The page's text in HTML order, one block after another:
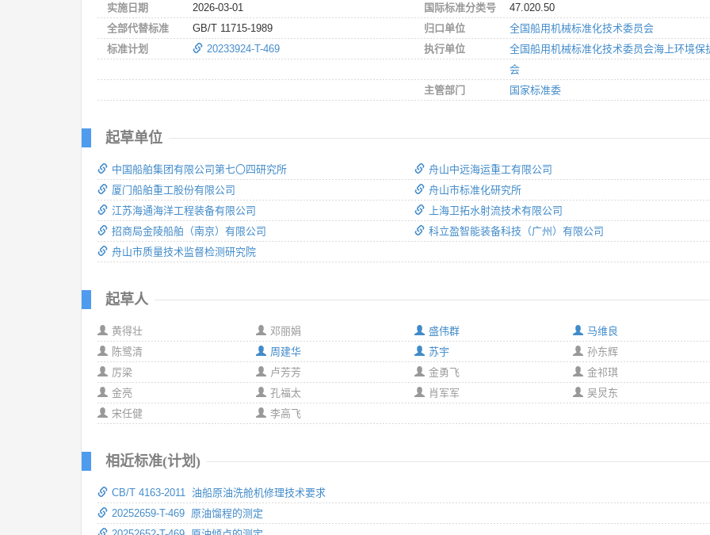
实施日期
2026-03-01
全部代替标准
GB/T 11715-1989
标准计划
20233924-T-469
国际标准分类号
47.020.50
归口单位
全国船用机械标准化技术委员会
执行单位
全国船用机械标准化技术委员会海上环境保
会
主管部门
国家标准委
起草单位
中国船舶集团有限公司第七〇四研究所
厦门船舶重工股份有限公司
江苏海通海洋工程装备有限公司
招商局金陵船舶（南京）有限公司
舟山市质量技术监督检测研究院
舟山中远海运重工有限公司
舟山市标准化研究所
上海卫拓水射流技术有限公司
科立盈智能装备科技（广州）有限公司
起草人
黄得壮
邓丽娟
陈鹭清
周建华
厉梁
卢芳芳
金亮
孔福太
宋任健
李高飞
盛伟群
马维良
苏宇
孙东辉
金勇飞
金祁琪
肖军军
吴炅东
相近标准(计划)
CB/T 4163-2011 油船原油洗舱机修理技术要求
20252659-T-469 原油馏程的测定